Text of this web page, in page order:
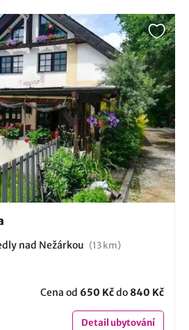
nad Nežárkou (13 km)
Cena od 650 Kčdo 840 Kč
Detailubytování